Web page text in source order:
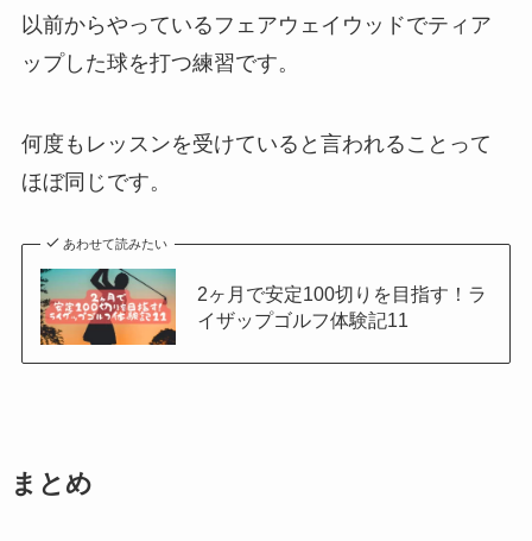
以前からやっているフェアウェイウッドでティア
ップした球を打つ練習です。
何度もレッスンを受けていると言われることって
ほぼ同じです。
あわせて読みたい
2ヶ月で安定100切りを目指す！ラ
イザップゴルフ体験記11
まとめ